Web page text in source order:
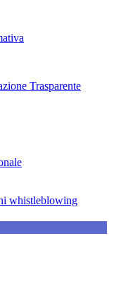
Trasparente
whistleblowing